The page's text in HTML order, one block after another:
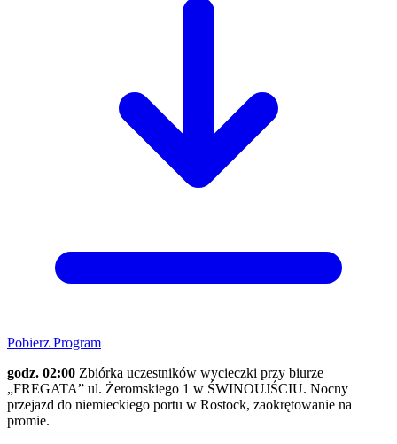
Pobierz Program
godz. 02:00 Zbiórka uczestników wycieczki przy biurze
„FREGATA” ul. Żeromskiego 1 w ŚWINOUJŚCIU. Nocny
przejazd do niemieckiego portu w Rostock, zaokrętowanie na
promie.